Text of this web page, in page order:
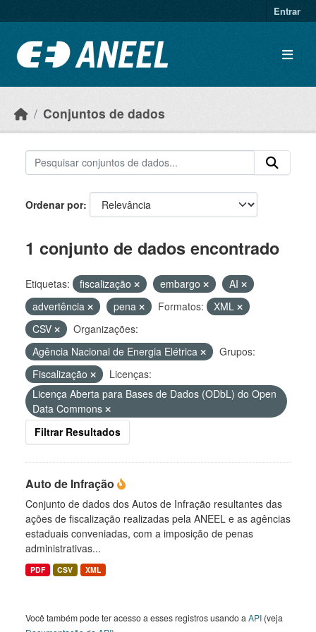
Entrar
Conjuntos de dados
Ordenar por
1 conjunto de dados encontrado
Etiquetas: fiscalização embargo
AI
advertência
pena Formatos:
XML
CSV
Organizações:
Agência Nacional de Energia Elétrica
Grupos:
Fiscalização
Licenças:
Licença Aberta para Bases de Dados (ODbL) do Open
Data Commons
Filtrar Resultados
Auto de Infração
Conjunto de dados dos Autos de Infração resultantes das
ações de fiscalização realizadas pela ANEEL e as agências
estaduais conveniadas, com a imposição de penas
administrativas...
PDF CSV XML
Você também pode ter acesso a esses registros usando a API (veja